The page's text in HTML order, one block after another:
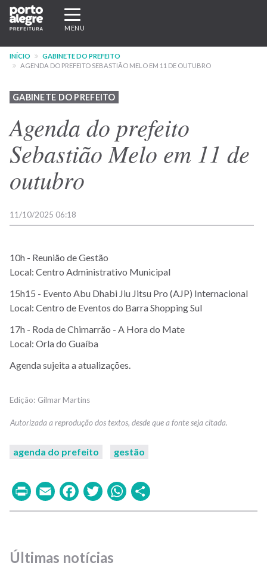
Pular
para
conteúdo
principal
Expandir/recolher
navegação
MENU
INÍCIO
GABINETE DO PREFEITO
AGENDA DO PREFEITO SEBASTIÃO MELO EM 11 DE OUTUBRO
GABINETE DO PREFEITO
Agenda do prefeito
Sebastião Melo em 11 de
outubro
11/10/2025 06:18
10h - Reunião de Gestão
Local: Centro Administrativo Municipal
15h15 - Evento Abu Dhabi Jiu Jitsu Pro (AJP) Internacional
Local: Centro de Eventos do Barra Shopping Sul
17h - Roda de Chimarrão - A Hora do Mate
Local: Orla do Guaíba
Agenda sujeita a atualizações.
Gilmar Martins
agenda do prefeito gestão
PrintEmailFacebook
TwitterWhatsApp
Últimas notícias